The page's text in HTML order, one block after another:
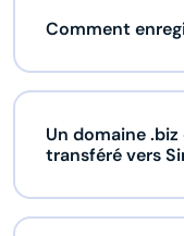
Comment
Un domaine
transféré vers